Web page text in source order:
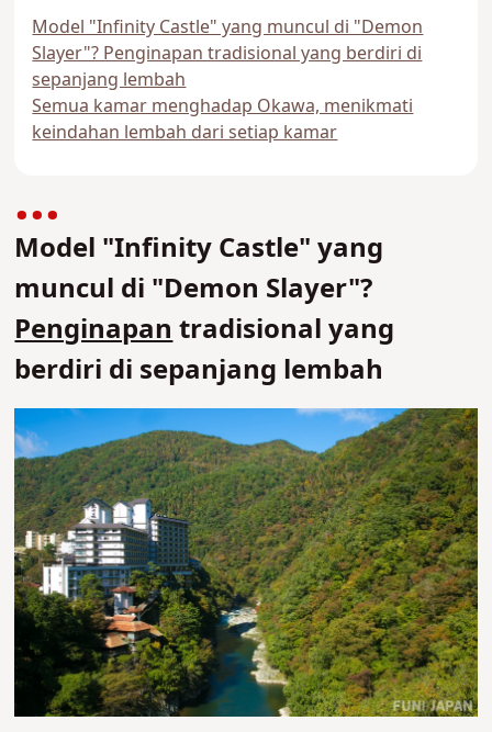
Model "Infinity Castle" yang muncul di "Demon
Slayer"? Penginapan tradisional yang berdiri di
sepanjang lembah
Semua kamar menghadap Okawa, menikmati
keindahan lembah dari setiap kamar
Model "Infinity Castle" yang
muncul di "Demon Slayer"?
Penginapantradisional yang
berdiri di sepanjang lembah